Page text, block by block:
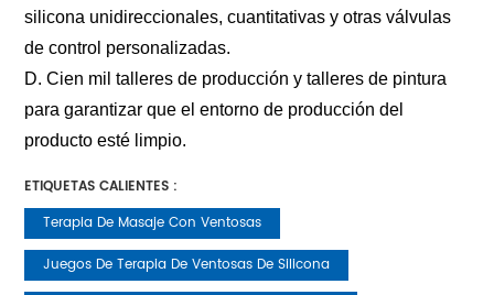
silicona unidireccionales, cuantitativas y otras válvulas
de control personalizadas.
D. Cien mil talleres de producción y talleres de pintura
para garantizar que el entorno de producción del
producto esté limpio.
ETIQUETAS CALIENTES :
Terapia De Masaje Con Ventosas
Juegos De Terapia De Ventosas De Silicona